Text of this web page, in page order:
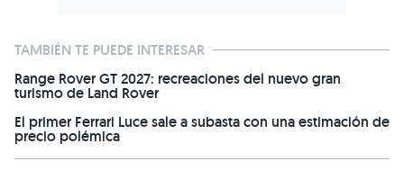
TAMBIÉN TE PUEDE INTERESAR
Range Rover GT 2027: recreaciones del nuevo gran
turismo de Land Rover
El primer Ferrari Luce sale a subasta con una estimación de
precio polémica